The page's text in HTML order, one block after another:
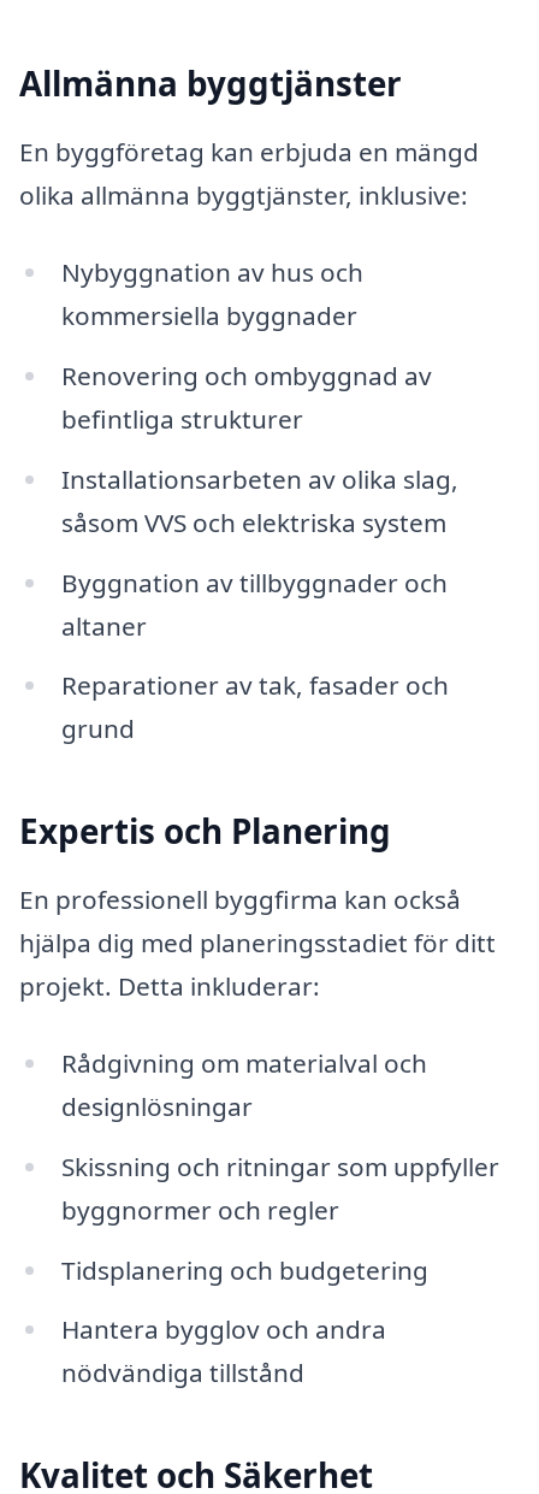
Allmänna byggtjänster
En byggföretag kan erbjuda en mängd
olika allmänna byggtjänster, inklusive:
Nybyggnation av hus och
kommersiella byggnader
Renovering och ombyggnad av
befintliga strukturer
Installationsarbeten av olika slag,
såsom VVS och elektriska system
Byggnation av tillbyggnader och
altaner
Reparationer av tak, fasader och
grund
Expertis och Planering
En professionell byggfirma kan också
hjälpa dig med planeringsstadiet för ditt
projekt. Detta inkluderar:
Rådgivning om materialval och
designlösningar
Skissning och ritningar som uppfyller
byggnormer och regler
Tidsplanering och budgetering
Hantera bygglov och andra
nödvändiga tillstånd
Kvalitet och Säkerhet